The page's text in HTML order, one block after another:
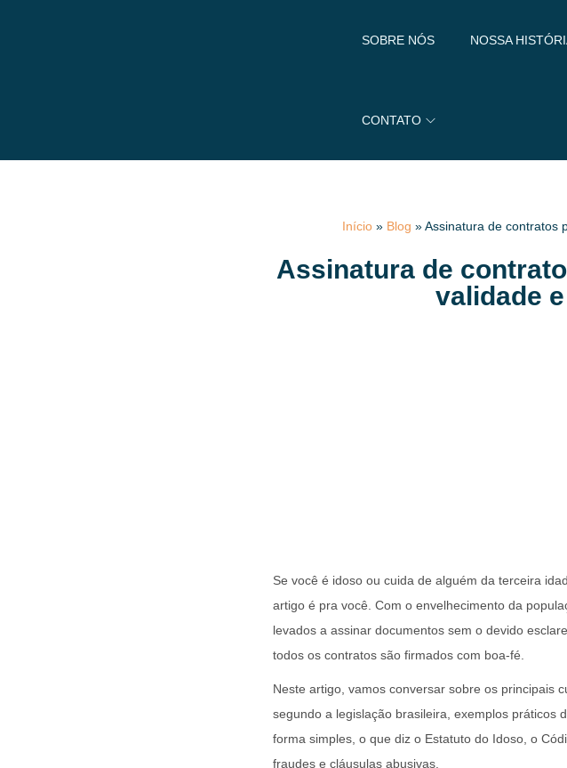
SOBRE NÓS NOSSA
CONTATO
Início» Blog »Assinatura de contratos
Assinatura de
validade
Se você é idoso ou cuida de alguém da terceira
artigo é pra você. Com o envelhecimento da
levados a assinar documentos sem o devido
todos os contratos são firmados com boa-fé.
Neste artigo, vamos conversar sobre os principais
segundo a legislação brasileira, exemplos práticos
forma simples, o que diz o Estatuto do Idoso, o
fraudes e cláusulas abusivas.